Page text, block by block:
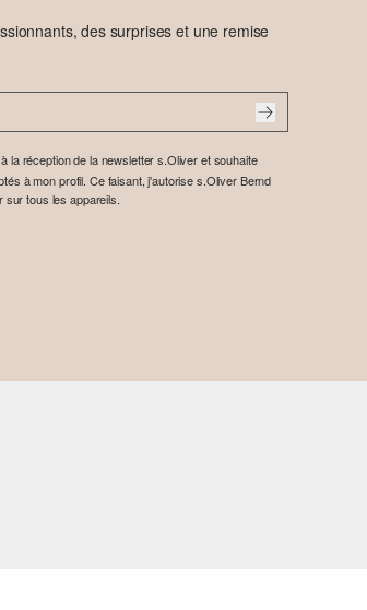
des surprises et une remise
la réception de la newsletter s.Oliver et souhaite
à mon profil. Ce faisant, j'autorise s.Oliver Bernd
sur tous les appareils.